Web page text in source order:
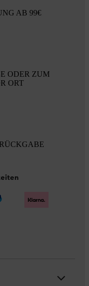
AB 99€
ODER ZUM
ORT